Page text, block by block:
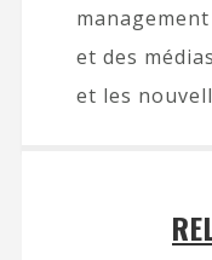
et des
et les